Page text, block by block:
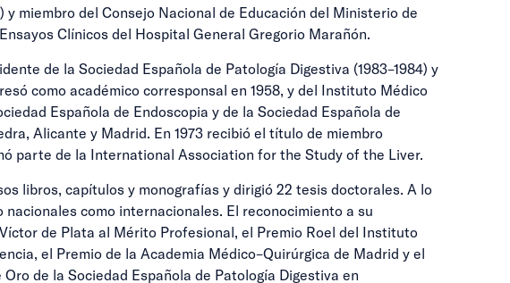
y miembro del Consejo Nacional de Educación del Ministerio de
Clínicos del Hospital General Gregorio Marañón.
de la Sociedad Española de Patología Digestiva (1983–1984) y
como académico corresponsal en 1958, y del Instituto Médico
Española de Endoscopia y de la Sociedad Española de
Alicante y Madrid. En 1973 recibió el título de miembro
parte de la International Association for the Study of the Liver.
libros, capítulos y monografías y dirigió 22 tesis doctorales. A lo
como internacionales. El reconocimiento a su
de Plata al Mérito Profesional, el Premio Roel del Instituto
el Premio de la Academia Médico–Quirúrgica de Madrid y el
de la Sociedad Española de Patología Digestiva en